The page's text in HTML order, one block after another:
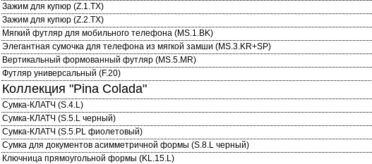
Зажим для купюр (Z.1.TX)
Зажим для купюр (Z.2.TX)
Мягкий футляр для мобильного телефона (MS.1.BK)
Элегантная сумочка для телефона из мягкой замши (MS.3.KR+SP)
Вертикальный формованный футляр (MS.5.MR)
Футляр универсальный (F.20)
Коллекция "Pina Colada"
Сумка-КЛАТЧ (S.4.L)
Сумка-КЛАТЧ (S.5.L черный)
Сумка-КЛАТЧ (S.5.PL фиолетовый)
Сумка для документов асимметричной формы (S.8.L черный)
Ключница прямоугольной формы (KL.15.L)